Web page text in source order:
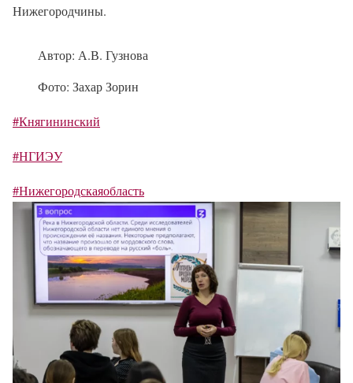
Нижегородчины.
Автор: А.В. Гузнова
Фото: Захар Зорин
#Княгининский
#НГИЭУ
#Нижегородскаяобласть